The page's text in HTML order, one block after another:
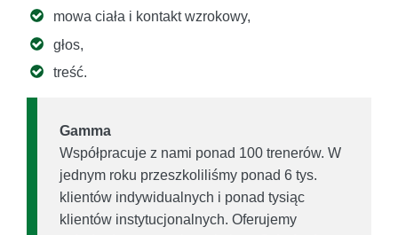
mowa ciała i kontakt wzrokowy,
głos,
treść.
Gamma
Współpracuje z nami ponad 100 trenerów. W
jednym roku przeszkoliliśmy ponad 6 tys.
klientów indywidualnych i ponad tysiąc
klientów instytucjonalnych. Oferujemy